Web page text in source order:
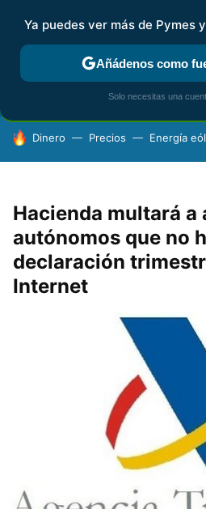
FISCALIDAD Y CONTABILIDAD
HOY SE HABLA DE
Dinero Precios Energía
Hacienda multará a
autónomos que no
declaración
Internet
Ya puedes ver más de Pymes
Añádenos como
Solo necesitas una